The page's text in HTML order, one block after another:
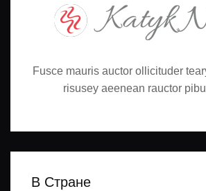
Fusce mauris auctor ollicituder
risusey aeenean rauctor
В Стране